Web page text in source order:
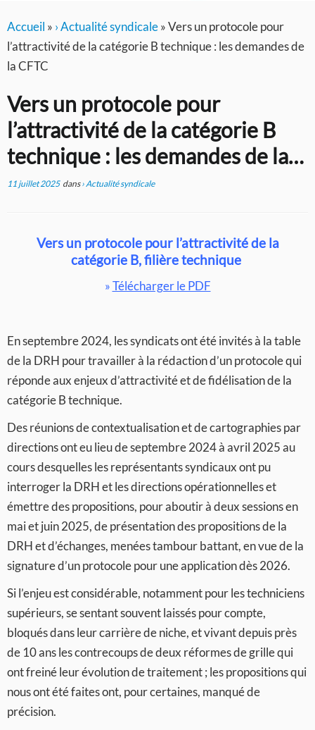
Accueil » › Actualité syndicale»Vers un protocole pour
l’attractivité de la catégorie B technique : les demandes de
la CFTC
Vers un protocole pour
l’attractivité de la catégorie B
technique : les demandes de la
CFTC
11 juillet 2025dans› Actualité syndicale
Vers un protocole pour l’attractivité de la
catégorie B, filière technique
»Télécharger le PDF
En septembre 2024, les syndicats ont été invités à la table
de la DRH pour travailler à la rédaction d’un protocole qui
réponde aux enjeux d’attractivité et de fidélisation de la
catégorie B technique.
Des réunions de contextualisation et de cartographies par
directions ont eu lieu de septembre 2024 à avril 2025 au
cours desquelles les représentants syndicaux ont pu
interroger la DRH et les directions opérationnelles et
émettre des propositions, pour aboutir à deux sessions en
mai et juin 2025, de présentation des propositions de la
DRH et d’échanges, menées tambour battant, en vue de la
signature d’un protocole pour une application dès 2026.
Si l’enjeu est considérable, notamment pour les techniciens
supérieurs, se sentant souvent laissés pour compte,
bloqués dans leur carrière de niche, et vivant depuis près
de 10 ans les contrecoups de deux réformes de grille qui
ont freiné leur évolution de traitement ; les propositions qui
nous ont été faites ont, pour certaines, manqué de
précision.